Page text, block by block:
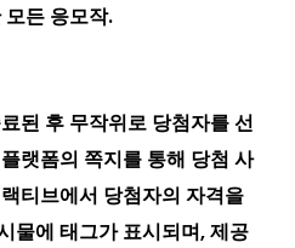
든 응모작.
된 후 무작위로 당첨자를 선
랫폼의 쪽지를 통해 당첨 사
티브에서 당첨자의 자격을
물에 태그가 표시되며, 제공